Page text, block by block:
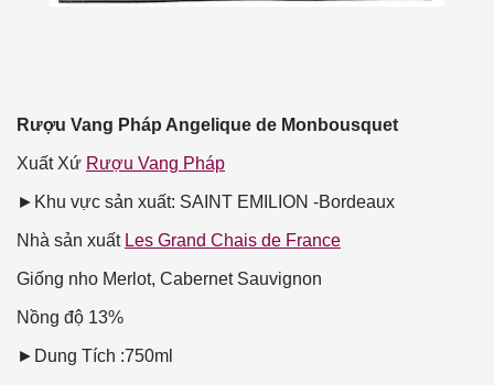
Rượu Vang Pháp Angelique de Monbousquet
Xuất Xứ Rượu Vang Pháp
►Khu vực sản xuất: SAINT EMILION -Bordeaux
Nhà sản xuất Les Grand Chais de France
Giống nho Merlot, Cabernet Sauvignon
Nồng độ 13%
►Dung Tích :750ml